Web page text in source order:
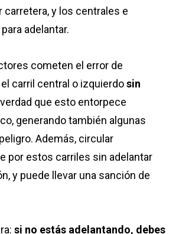
carretera, y los centrales e
adelantar.
cometen el error de
carril central o izquierdosin
verdad que esto entorpece
generando también algunas
Además, circular
por estos carriles sin adelantar
y puede llevar una sanción de
si no estás adelantando, debes